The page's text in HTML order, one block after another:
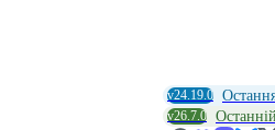
v24.19.0
v26.7.0